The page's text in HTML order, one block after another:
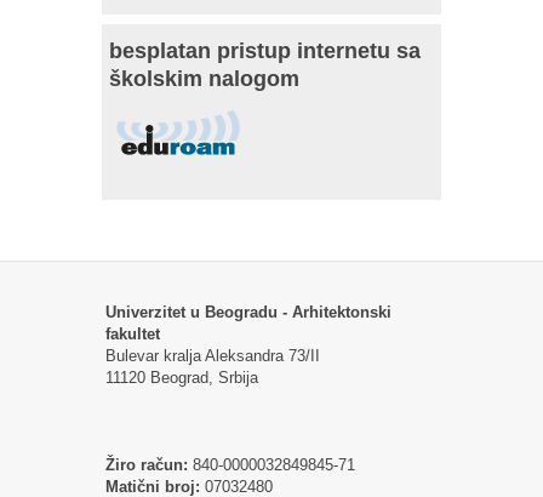
besplatan pristup internetu sa
školskim nalogom
Univerzitet u Beogradu - Arhitektonski
fakultet
Bulevar kralja Aleksandra 73/II
11120 Beograd, Srbija
Žiro račun: 840-0000032849845-71
Matični broj: 07032480